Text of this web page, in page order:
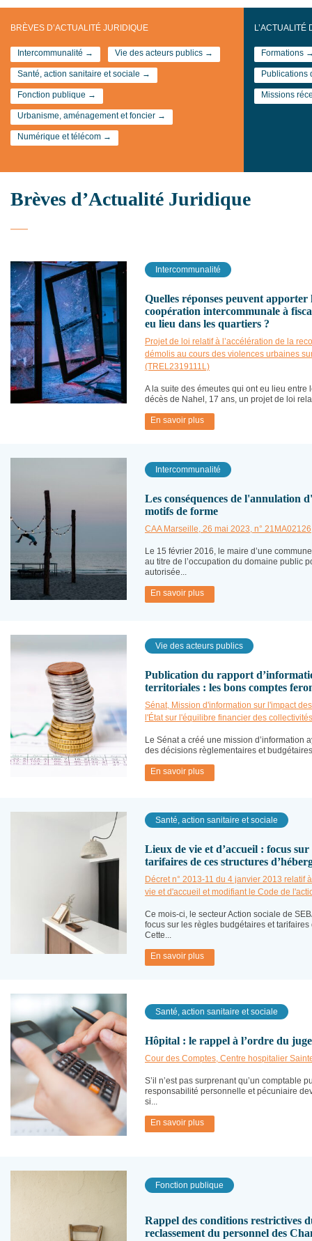
BRÈVES D’ACTUALITÉ JURIDIQUE L’ACTUALITÉ
Intercommunalité → Vie des acteurs publics →
Santé, action sanitaire et sociale →
Fonction publique →
Urbanisme, aménagement et foncier →
Numérique et télécom →
Formations
Missions
Brèves d’Actualité Juridique
Intercommunalité
Quelles réponses peuvent apporter
coopération intercommunale à
eu lieu dans les quartiers ?
Projet de loi relatif à l’accélération de la
démolis au cours des violences urbaines
(TREL2319111L)
A la suite des émeutes qui ont eu lieu
décès de Nahel, 17 ans, un projet de loi
En savoir plus
Intercommunalité
Les conséquences de l'annulation
motifs de forme
CAA Marseille, 26 mai 2023, n° 21MA02126
Le 15 février 2016, le maire d’une
au titre de l’occupation du domaine public
autorisée...
En savoir plus
Vie des acteurs publics
Publication du rapport
territoriales : les bons comptes
Sénat, Mission d'information sur l'impact
l'État sur l'équilibre financier des
Le Sénat a créé une mission d’information
des décisions règlementaires et
En savoir plus
Santé, action sanitaire et sociale
Lieux de vie et d’accueil : focus
tarifaires de ces structures
Décret n° 2013-11 du 4 janvier 2013 relatif
vie et d'accueil et modifiant le Code de
Ce mois-ci, le secteur Action sociale de
focus sur les règles budgétaires et tarifaires
Cette...
En savoir plus
Santé, action sanitaire et sociale
Hôpital : le rappel à l’ordre du juge
Cour des Comptes, Centre hospitalier
S’il n’est pas surprenant qu’un comptable
responsabilité personnelle et pécuniaire
si...
En savoir plus
Fonction publique
Rappel des conditions restrictives
reclassement du personnel des